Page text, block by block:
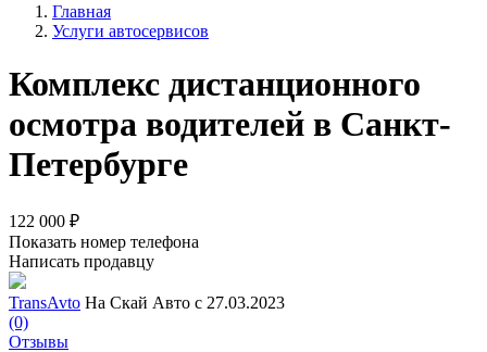
Главная
Услуги автосервисов
Комплекс дистанционного
осмотра водителей в Санкт-
Петербурге
122 000 ₽
Показать номер телефона
Написать продавцу
TransAvto На Скай Авто с 27.03.2023
(0)
Отзывы